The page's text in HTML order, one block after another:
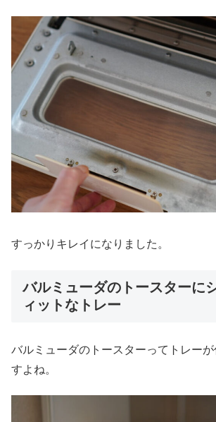
すっかりキレイになりました。
バルミューダのトースターに
ィットなトレー
バルミューダのトースターってトレー
すよね。